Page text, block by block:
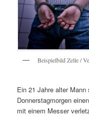
Beispielbild Zelle /
Ein 21 Jahre alter
Donnerstagmorgen
mit einem Messer